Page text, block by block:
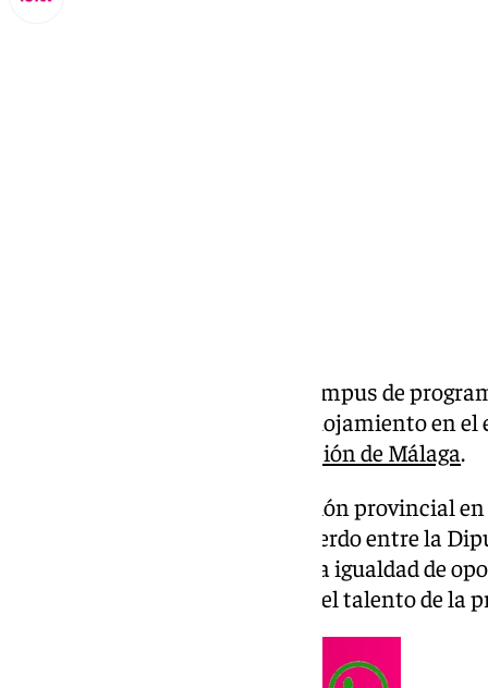
Un centenar de personas del campus de
beneficiarias del programa de alojamiento en
Diputación de Málaga.
Según ha informado la institución provincial
puesta en marcha fruto del acuerdo entre la
tiene el propósito de favorecer la igualdad de
territorial, además de impulsar el talento de la